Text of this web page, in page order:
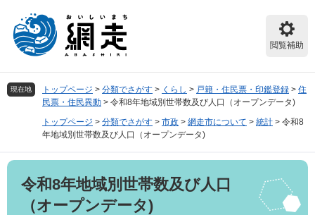
頭
で
飛
ば
へ
閲覧補助
現在地 トップページ > 分類でさがす > くらし > 戸籍・住民票・印鑑登録 > 住
民票・住民異動 > 令和8年地域別世帯数及び人口（オープンデータ)
トップページ > 分類でさがす > 市政 > 網走市について > 統計 > 令和8
年地域別世帯数及び人口（オープンデータ)
本
令和8年地域別世帯数及び人口
（オープンデータ)